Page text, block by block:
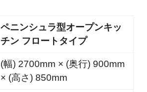
ペニンシュラ型オープンキッ
チン フロートタイプ
(幅) 2700mm × (奥行) 900mm
× (高さ) 850mm